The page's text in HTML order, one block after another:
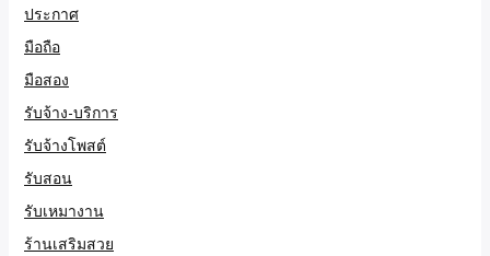
ประกาศ
มือถือ
มือสอง
รับจ้าง-บริการ
รับจ้างโพสต์
รับสอน
รับเหมางาน
ร้านเสริมสวย